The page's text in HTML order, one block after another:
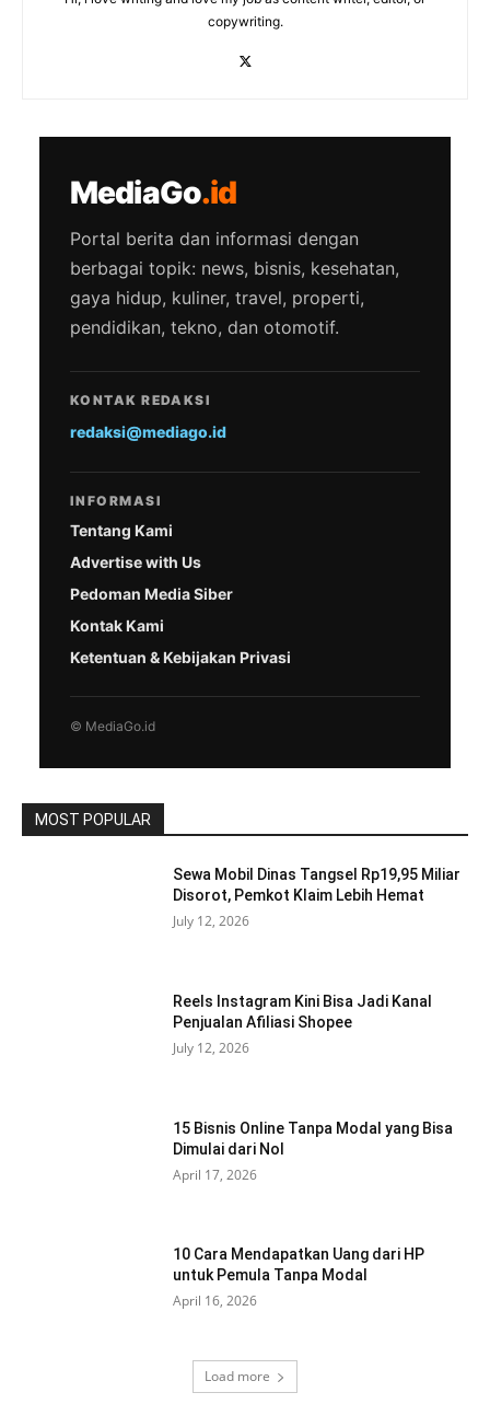
copywriting.
MediaGo.id
Portal berita dan informasi dengan
berbagai topik: news, bisnis, kesehatan,
gaya hidup, kuliner, travel, properti,
pendidikan, tekno, dan otomotif.
KONTAK REDAKSI
redaksi@mediago.id
INFORMASI
Tentang Kami
Advertise with Us
Pedoman Media Siber
Kontak Kami
Ketentuan & Kebijakan Privasi
© MediaGo.id
MOST POPULAR
Sewa Mobil Dinas Tangsel Rp19,95 Miliar
Disorot, Pemkot Klaim Lebih Hemat
July 12, 2026
Reels Instagram Kini Bisa Jadi Kanal
Penjualan Afiliasi Shopee
July 12, 2026
15 Bisnis Online Tanpa Modal yang Bisa
Dimulai dari Nol
April 17, 2026
10 Cara Mendapatkan Uang dari HP
untuk Pemula Tanpa Modal
April 16, 2026
Load more